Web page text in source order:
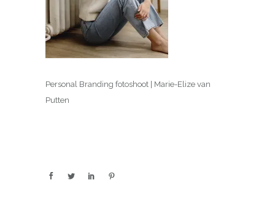
Personal Branding fotoshoot | Marie-Elize van
Putten